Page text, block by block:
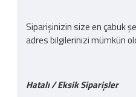
Siparişinizin size en çabuk
adres bilgilerinizi mümkün
Hatalı / Eksik Siparişler